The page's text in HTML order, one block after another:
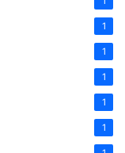
1
1
1
1
1